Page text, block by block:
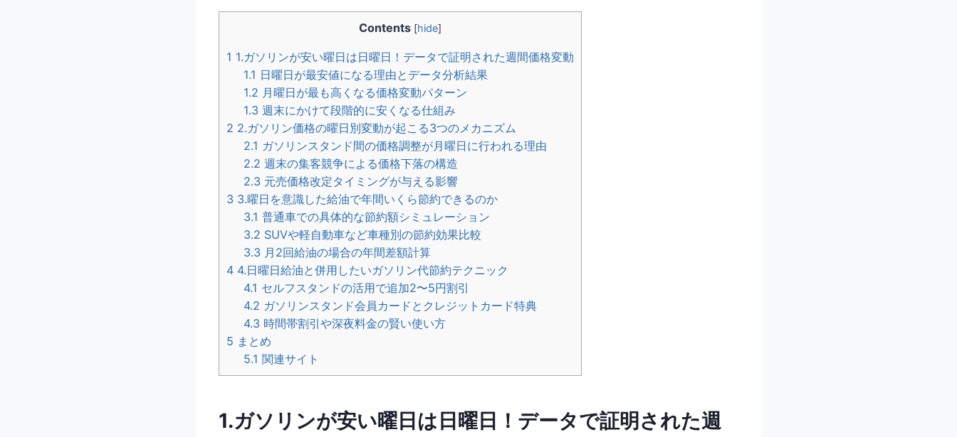
Contents [hide]
1 1.ガソリンが安い曜日は日曜日！データで証明された週間価格変動
1.1 日曜日が最安値になる理由とデータ分析結果
1.2 月曜日が最も高くなる価格変動パターン
1.3 週末にかけて段階的に安くなる仕組み
2 2.ガソリン価格の曜日別変動が起こる3つのメカニズム
2.1 ガソリンスタンド間の価格調整が月曜日に行われる理由
2.2 週末の集客競争による価格下落の構造
2.3 元売価格改定タイミングが与える影響
3 3.曜日を意識した給油で年間いくら節約できるのか
3.1 普通車での具体的な節約額シミュレーション
3.2 SUVや軽自動車など車種別の節約効果比較
3.3 月2回給油の場合の年間差額計算
4 4.日曜日給油と併用したいガソリン代節約テクニック
4.1 セルフスタンドの活用で追加2〜5円割引
4.2 ガソリンスタンド会員カードとクレジットカード特典
4.3 時間帯割引や深夜料金の賢い使い方
5 まとめ
5.1 関連サイト
1.ガソリンが安い曜日は日曜日！データで証明された週